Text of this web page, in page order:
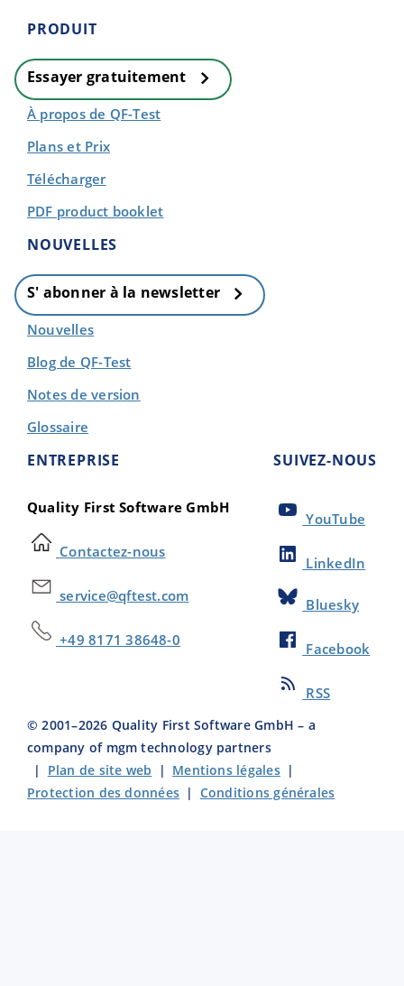
PRODUIT
Essayer gratuitement
À propos de QF-Test
Plans et Prix
Télécharger
PDF product booklet
NOUVELLES
S' abonner à la newsletter
Nouvelles
Blog de QF-Test
Notes de version
Glossaire
ENTREPRISE
Quality First Software GmbH
Contactez-nous
service@qftest.com
+49 8171 38648-0
SUIVEZ-NOUS
YouTube
LinkedIn
Bluesky
Facebook
RSS
© 2001–2026 Quality First Software GmbH – a
company of mgm technology partners
| Plan de site web | Mentions légales|
Protection des données | Conditions générales